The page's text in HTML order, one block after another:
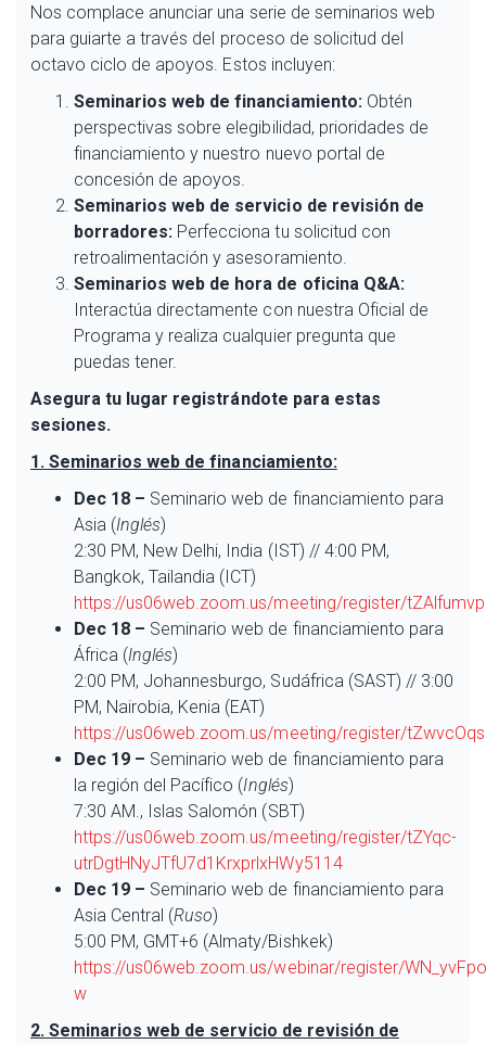
Nos complace anunciar una serie de seminarios web
para guiarte a través del proceso de solicitud del
octavo ciclo de apoyos. Estos incluyen:
Seminarios web de financiamiento:Obtén
perspectivas sobre elegibilidad, prioridades de
financiamiento y nuestro nuevo portal de
concesión de apoyos.
Seminarios web de servicio de revisión de
borradores: Perfecciona tu solicitud con
retroalimentación y asesoramiento.
Seminarios web de hora de oficina Q&A:
Interactúa directamente con nuestra Oficial de
Programa y realiza cualquier pregunta que
puedas tener.
Asegura tu lugar registrándote para estas
sesiones.
1. Seminarios web de financiamiento:
Dec 18 – Seminario web de financiamiento para
Asia (Inglés)
2:30 PM, New Delhi, India (IST) // 4:00 PM,
Bangkok, Tailandia (ICT)
https://us06web.zoom.us/meeting/register/
Dec 18 – Seminario web de financiamiento para
África (Inglés)
2:00 PM, Johannesburgo, Sudáfrica (SAST) // 3:00
PM, Nairobia, Kenia (EAT)
https://us06web.zoom.us/meeting/register/
Dec 19 – Seminario web de financiamiento para
la región del Pacífico (Inglés)
7:30 AM., Islas Salomón (SBT)
https://us06web.zoom.us/meeting/register/tZYqc-
utrDgtHNyJTfU7d1KrxprlxHWy5114
Dec 19 – Seminario web de financiamiento para
Asia Central (Ruso)
5:00 PM, GMT+6 (Almaty/Bishkek)
https://us06web.zoom.us/webinar/register/
w
2. Seminarios web de servicio de revisión de